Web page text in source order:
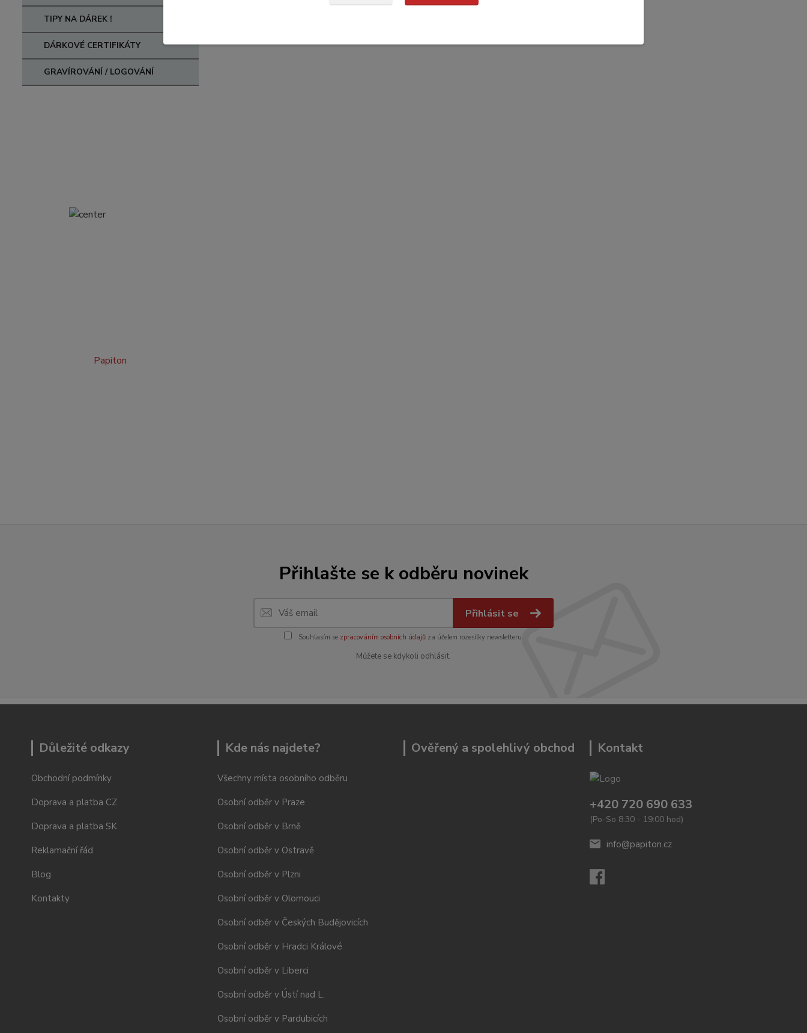
TIPY NA DÁREK !
DÁRKOVÉ CERTIFIKÁTY
GRAVÍROVÁNÍ / LOGOVÁNÍ
Papiton
Přihlašte se k odběru novinek
Přihlásit se
Souhlasím se zpracováním osobních údajůza účelem rozesílky newsletteru.
Můžete se kdykoli odhlásit.
Důležité odkazy
Obchodní podmínky
Doprava a platba CZ
Doprava a platba SK
Reklamační řád
Blog
Kontakty
Kde nás najdete?
Všechny místa osobního odběru
Osobní odběr v Praze
Osobní odběr v Brně
Osobní odběr v Ostravě
Osobní odběr v Plzni
Osobní odběr v Olomouci
Osobní odběr v Českých Budějovicích
Osobní odběr v Hradci Králové
Osobní odběr v Liberci
Osobní odběr v Ústí nad L.
Osobní odběr v Pardubicích
Ověřený a spolehlivý obchod Kontakt
+420 720 690 633
(Po-So 8:30 - 19:00 hod)
info@papiton.cz